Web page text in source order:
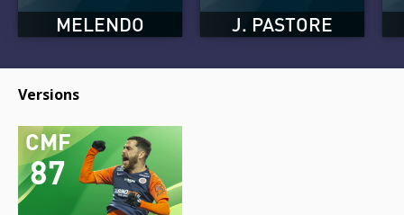
MELENDO J. PASTORE
Versions
87
CMF